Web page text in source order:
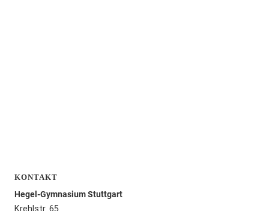
KONTAKT
Hegel-Gymnasium Stuttgart
Krehlstr. 65